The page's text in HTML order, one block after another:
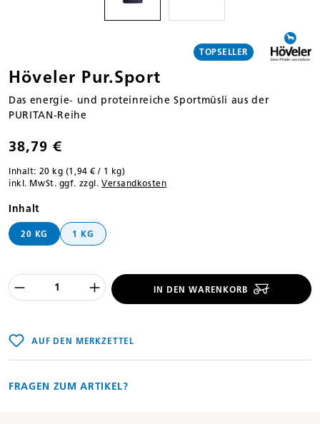
TOPSELLER
Höveler Pur.Sport
Das energie- und proteinreiche Sportmüsli aus der
PURITAN-Reihe
38,79 €
Inhalt: 20 kg (1,94 € / 1 kg)
inkl. MwSt. ggf. zzgl. Versandkosten
Inhaltauswählen
20 KG 1 KG
Produkt Anzahl des Produktes
IN DEN WARENKORB
AUF DEN MERKZETTEL
FRAGEN ZUM ARTIKEL?